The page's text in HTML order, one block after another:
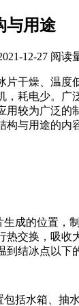
与用途
12-27 阅读
干燥、温度
，耗电少。广
用较为广泛的
构与用途的内
成的位置，制
热交换，吸收
到结冰点以下
水箱、抽水